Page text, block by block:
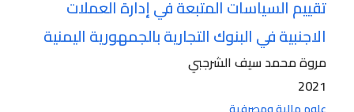
تقييم السياسات المتبعة في إدارة العملات
الاجنبية في البنوك التجارية بالجمهورية اليمنية
مروة محمد سيف الشرجبي
2021